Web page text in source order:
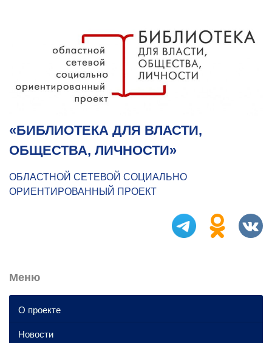
«БИБЛИОТЕКА ДЛЯ ВЛАСТИ,
ОБЩЕСТВА, ЛИЧНОСТИ»
ОБЛАСТНОЙ СЕТЕВОЙ СОЦИАЛЬНО
ОРИЕНТИРОВАННЫЙ ПРОЕКТ
Меню
О проекте
Новости